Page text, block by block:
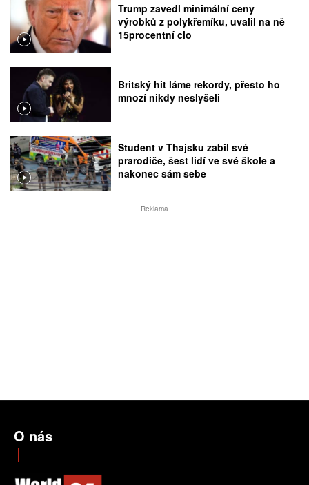
Trump zavedl minimální ceny
výrobků z polykřemíku, uvalil na ně
15procentní clo
Britský hit láme rekordy, přesto ho
mnozí nikdy neslyšeli
Student v Thajsku zabil své
prarodiče, šest lidí ve své škole a
nakonec sám sebe
Reklama
O nás